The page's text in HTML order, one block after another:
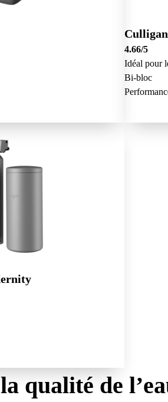
4.66/5
Idéal pour
Bi-bloc
qualité de